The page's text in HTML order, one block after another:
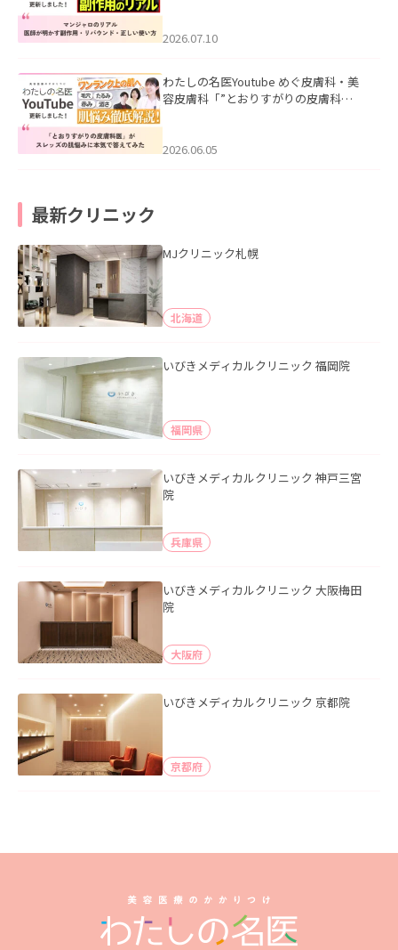
た。
2026.07.10
わたしの名医Youtube めぐ皮膚科・美
容皮膚科「”とおりすがりの皮膚科
2026.06.05
最新クリニック
MJクリニック札幌
北海道
いびきメディカルクリニック 福岡院
福岡県
いびきメディカルクリニック 神戸三宮
院
兵庫県
いびきメディカルクリニック 大阪梅田
院
大阪府
いびきメディカルクリニック 京都院
京都府